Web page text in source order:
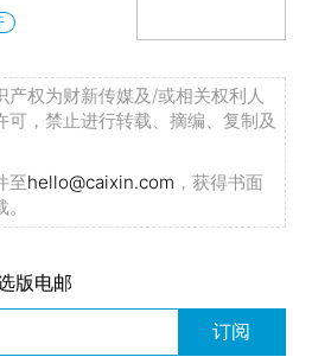
产权为财新传媒及/或相关权利人
可，禁止进行转载、摘编、复制及
至hello@caixin.com ，获得书面
版电邮
订阅